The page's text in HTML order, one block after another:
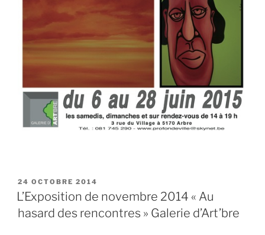
PUBLIÉ
LE
24 OCTOBRE 2014
L’Exposition de novembre 2014 « Au
hasard des rencontres » Galerie d’Art’bre